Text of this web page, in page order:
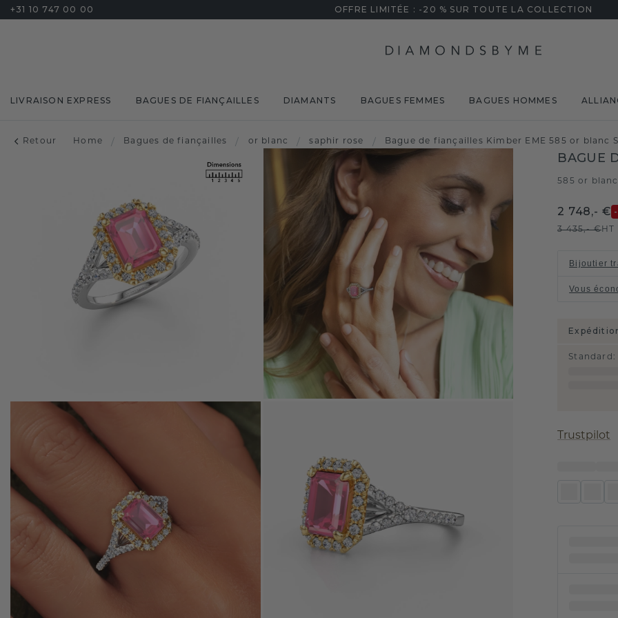
+31 10 747 00 00 OFFRE LIMITÉE : -20 % SUR TOUTE LA COLLECTION
LIVRAISON EXPRESS BAGUES DE FIANÇAILLES DIAMANTS BAGUES FEMMES BAGUES HOMMES
Retour Home / Bagues de fiançailles / or blanc / saphir rose / Bague de fiançailles Kimber EME 585 or blanc
BAGUE
585 or blanc
2 748,- €
3 435,- €HT
Bijoutier
Vous
Standard :
Trustpilot